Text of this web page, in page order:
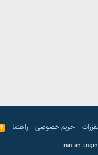
حریم خصوصی راهنما
Iranian